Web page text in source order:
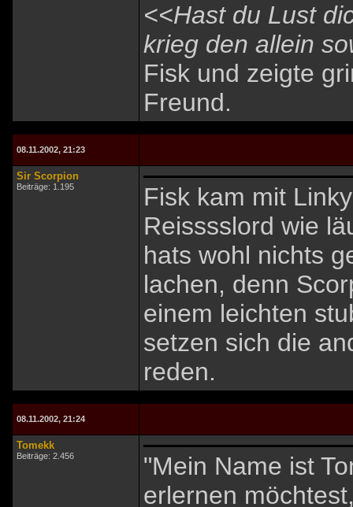
<<Hast du Lust
krieg den allein
Fisk und zeigte
Freund.
08.11.2002, 21:23
Sir Scorpion
Beiträge: 1.195
Fisk kam mit
Reisssslord wie
hats wohl nichts
lachen, denn
einem leichten
setzen sich die
reden.
08.11.2002, 21:24
Tomekk
Beiträge: 2.456
"Mein Name ist
erlernen